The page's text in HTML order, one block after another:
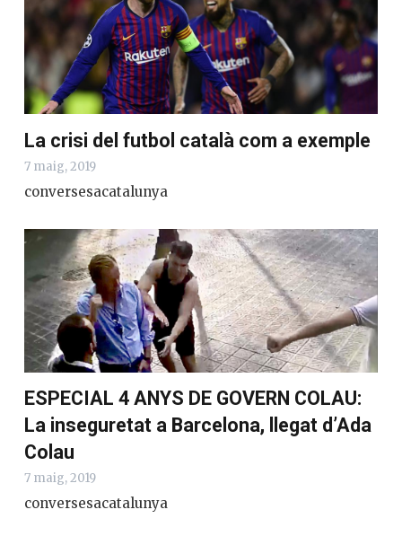
La crisi del futbol català com a exemple
7 maig, 2019
conversesacatalunya
ESPECIAL 4 ANYS DE GOVERN COLAU:
La inseguretat a Barcelona, llegat d’Ada
Colau
7 maig, 2019
conversesacatalunya